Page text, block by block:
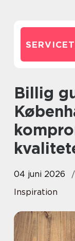
Billig gulvafslibning i
04 juni 2026
Inspiration